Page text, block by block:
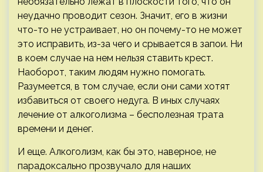
неудачно проводит сезон. Значит, его в жизни
что-то не устраивает, но он почему-то не может
это исправить, из-за чего и срывается в запои. Ни
в коем случае на нем нельзя ставить крест.
Наоборот, таким людям нужно помогать.
Разумеется, в том случае, если они сами хотят
избавиться от своего недуга. В иных случаях
лечение от алкоголизма – бесполезная трата
времени и денег.
И еще. Алкоголизм, как бы это, наверное, не
парадоксально прозвучало для наших